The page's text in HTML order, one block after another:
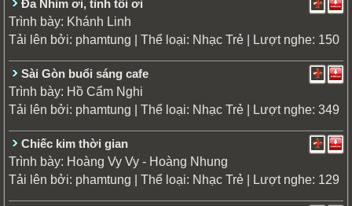
Đa Nhim ơi, tình tôi ơi
Trình bày: Khánh Linh
Tải lên bởi: phamtung | Thể loại: Nhạc Trẻ | Lượt nghe: 150
Sài Gòn buổi sáng cafe
Trình bày: Hồ Cẩm Nghi
Tải lên bởi: phamtung | Thể loại: Nhạc Trẻ | Lượt nghe: 349
Chiếc kim thời gian
Trình bày: Hoàng Vy Vy - Hoàng Nhung
Tải lên bởi: phamtung | Thể loại: Nhạc Trẻ | Lượt nghe: 129